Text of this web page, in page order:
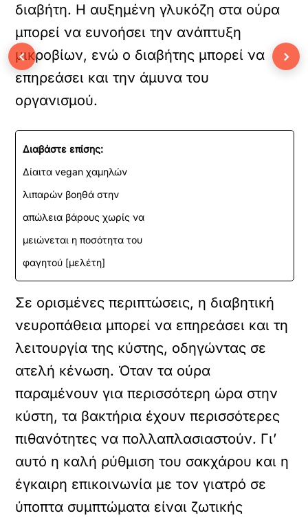
διαβήτη. Η αυξημένη γλυκόζη στα ούρα
μπορεί να ευνοήσει την ανάπτυξη
μικροβίων, ενώ ο διαβήτης μπορεί να
επηρεάσει και την άμυνα του
οργανισμού.
Διαβάστε επίσης:
Δίαιτα vegan χαμηλών
λιπαρών βοηθά στην
απώλεια βάρους χωρίς να
μειώνεται η ποσότητα του
φαγητού [μελέτη]
Σε ορισμένες περιπτώσεις, η διαβητική
νευροπάθεια μπορεί να επηρεάσει και τη
λειτουργία της κύστης, οδηγώντας σε
ατελή κένωση. Όταν τα ούρα
παραμένουν για περισσότερη ώρα στην
κύστη, τα βακτήρια έχουν περισσότερες
πιθανότητες να πολλαπλασιαστούν. Γι’
αυτό η καλή ρύθμιση του σακχάρου και η
έγκαιρη επικοινωνία με τον γιατρό σε
ύποπτα συμπτώματα είναι ζωτικής
‹ ›